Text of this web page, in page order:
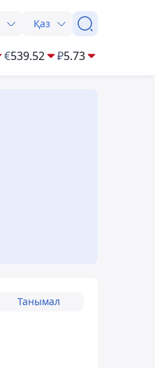
Қаз
€539.52 ₽5.73
Танымал